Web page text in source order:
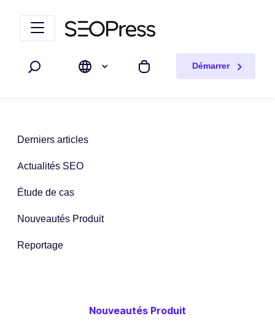
Rechercher Mon panier
Démarrer
Derniers articles
Actualités SEO
Étude de cas
Nouveautés Produit
Reportage
Nouveautés Produit